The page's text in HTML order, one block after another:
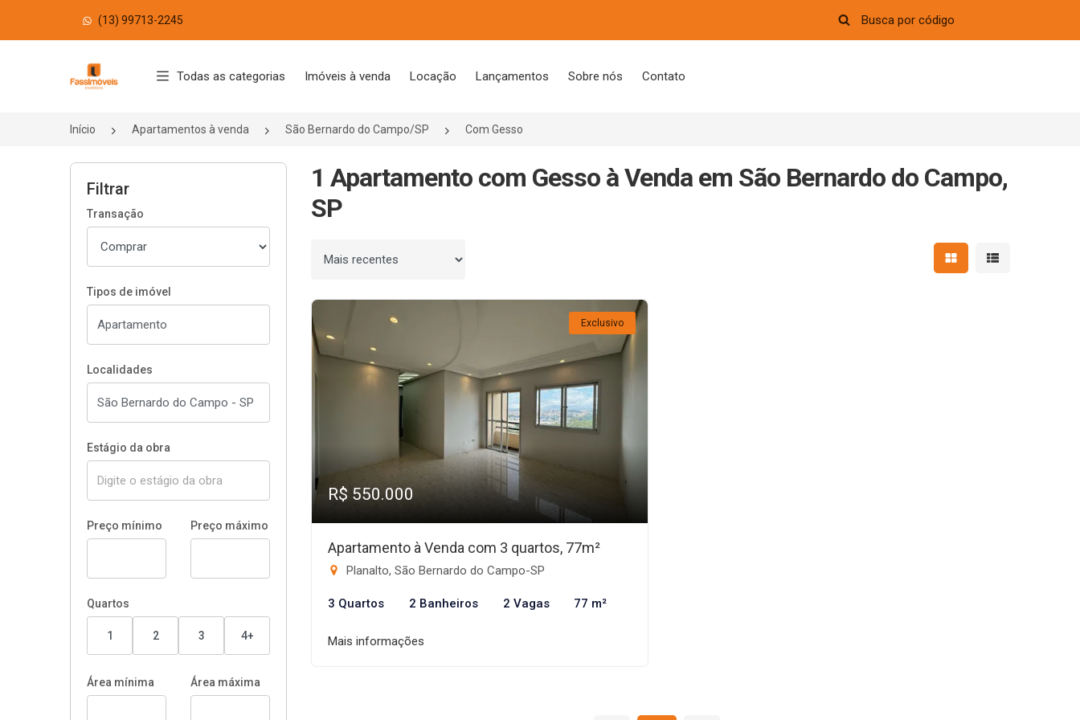
(13) 99713-2245
Página inicial
Todas as categorias Imóveis à venda Locação Lançamentos Sobre nós Contato
Início Apartamentos à venda São Bernardo do Campo/SP Com Gesso
Filtrar
Transação
Tipos de imóvel
Localidades
Estágio da obra
Preço mínimo Preço máximo
Quartos
1 2 3 4+
Área mínima Área máxima
1 Apartamento com Gesso à Venda em São Bernardo do Campo,
SP
Ordenar por Mostrar resultados em
Mostrar
Exclusivo
R$ 550.000
Apartamento à Venda com 3 quartos, 77m²
Planalto, São Bernardo do Campo-SP
3 Quartos 2 Banheiros 2 Vagas 77 m²
Mais informações